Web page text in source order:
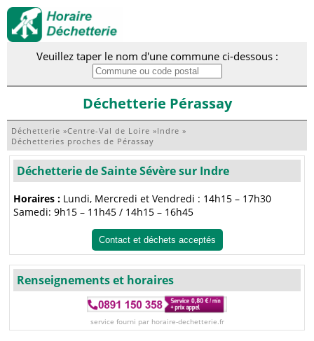
Veuillez taper le nom d'une commune ci-dessous :
Déchetterie Pérassay
Déchetterie »Centre-Val de Loire »Indre »
Déchetteries proches de Pérassay
Déchetterie de Sainte Sévère sur Indre
Horaires : Lundi, Mercredi et Vendredi : 14h15 – 17h30
Samedi: 9h15 – 11h45 / 14h15 – 16h45
Contact et déchets acceptés
Renseignements et horaires
service fourni par horaire-dechetterie.fr